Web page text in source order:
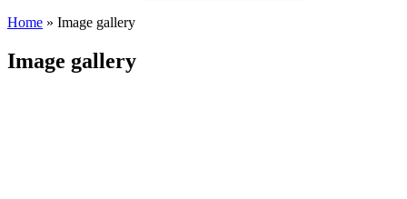
Home » Image gallery
Image gallery